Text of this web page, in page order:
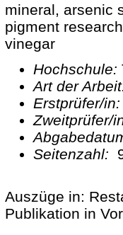
mineral, arsenic
pigment
vinegar
Hochschule:
Art der
Erstprüfer/
Seitenzahl:
Auszüge in:
Publikation in